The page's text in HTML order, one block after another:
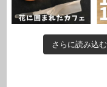
さらに読み込む